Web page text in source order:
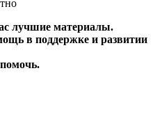
лучшие материалы.
в поддержке и развитии